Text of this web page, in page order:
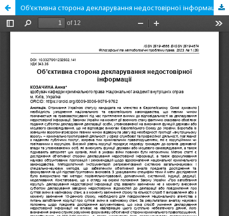
Об’єктивна сторона декларування недостовірної інформації